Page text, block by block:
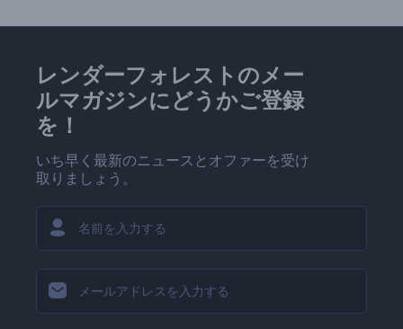
レンダーフォレストのメー
ルマガジンにどうかご登録
を！
いち早く最新のニュースとオファーを受け
取りましょう。